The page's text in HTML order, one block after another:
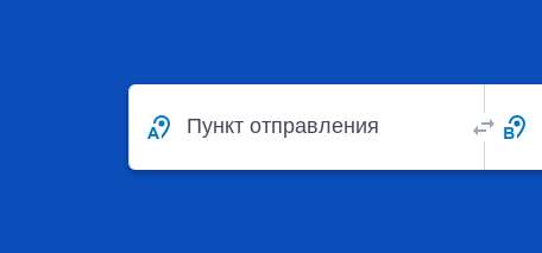
Пункт отправления